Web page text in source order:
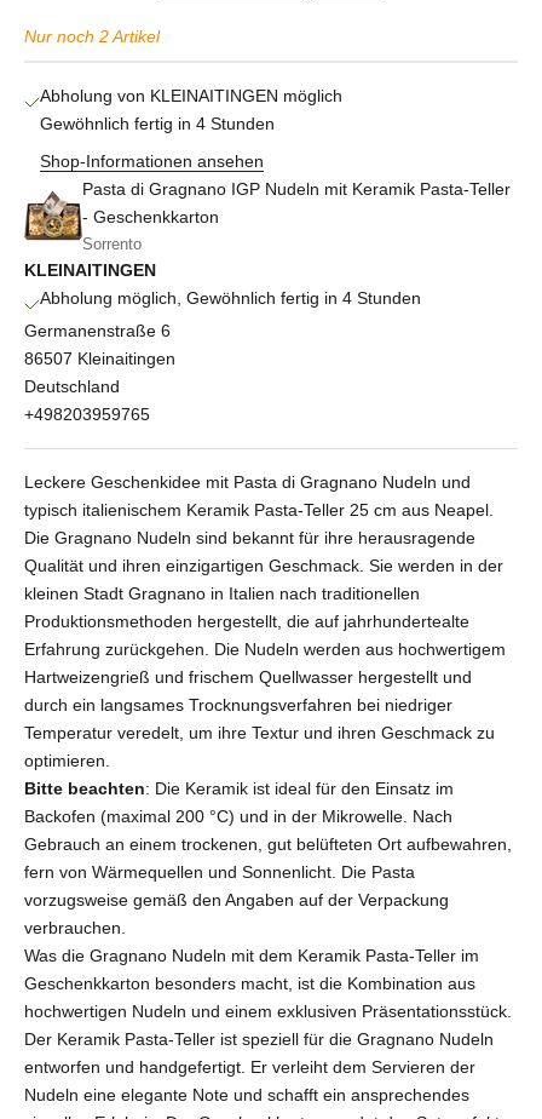
Nur noch 2 Artikel
Abholung von KLEINAITINGEN möglich
Gewöhnlich fertig in 4 Stunden
Shop-Informationen ansehen
Pasta di Gragnano IGP Nudeln mit Keramik Pasta-Teller
- Geschenkkarton
Sorrento
KLEINAITINGEN
Abholung möglich, Gewöhnlich fertig in 4 Stunden
Germanenstraße 6
86507 Kleinaitingen
Deutschland
+498203959765
Leckere Geschenkidee mit Pasta di Gragnano Nudeln und
typisch italienischem Keramik Pasta-Teller 25 cm aus Neapel.
Die Gragnano Nudeln sind bekannt für ihre herausragende
Qualität und ihren einzigartigen Geschmack. Sie werden in der
kleinen Stadt Gragnano in Italien nach traditionellen
Produktionsmethoden hergestellt, die auf jahrhundertealte
Erfahrung zurückgehen. Die Nudeln werden aus hochwertigem
Hartweizengrieß und frischem Quellwasser hergestellt und
durch ein langsames Trocknungsverfahren bei niedriger
Temperatur veredelt, um ihre Textur und ihren Geschmack zu
optimieren.
Bitte beachten: Die Keramik ist ideal für den Einsatz im
Backofen (maximal 200 °C) und in der Mikrowelle. Nach
Gebrauch an einem trockenen, gut belüfteten Ort aufbewahren,
fern von Wärmequellen und Sonnenlicht. Die Pasta
vorzugsweise gemäß den Angaben auf der Verpackung
verbrauchen.
Was die Gragnano Nudeln mit dem Keramik Pasta-Teller im
Geschenkkarton besonders macht, ist die Kombination aus
hochwertigen Nudeln und einem exklusiven Präsentationsstück.
Der Keramik Pasta-Teller ist speziell für die Gragnano Nudeln
entworfen und handgefertigt. Er verleiht dem Servieren der
Nudeln eine elegante Note und schafft ein ansprechendes